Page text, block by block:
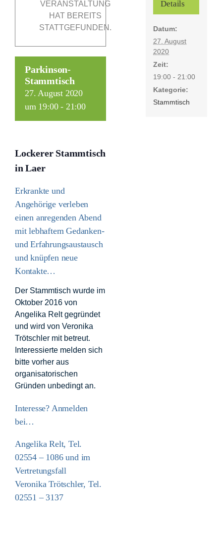
Förderer
VERANSTALTUNG
HAT BEREITS
STATTGEFUNDEN.
Parkinson-
Stammtisch
27. August 2020
um 19:00- 21:00
Lockerer Stammtisch
in Laer
Erkrankte und
Angehörige verleben
einen anregenden Abend
mit lebhaftem Gedanken-
und Erfahrungsaustausch
und knüpfen neue
Kontakte…
Der Stammtisch wurde im
Oktober 2016 von
Angelika Relt gegründet
und wird von Veronika
Trötschler mit betreut.
Interessierte melden sich
bitte vorher aus
organisatorischen
Gründen unbedingt an.
Interesse? Anmelden
bei…
Angelika Relt, Tel.
02554 – 1086 und im
Vertretungsfall
Veronika Trötschler, Tel.
02551 – 3137
Details
Datum:
27. August
2020
Zeit:
19:00 - 21:00
Kategorie:
Stammtisch